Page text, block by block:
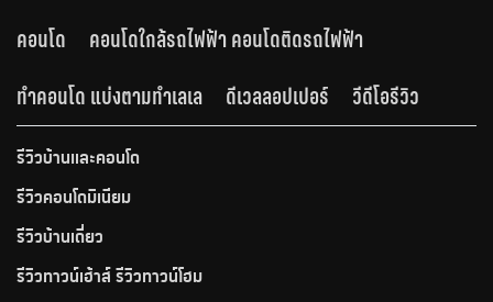
คอนโด
คอนโดใกล้รถไฟฟ้า คอนโดติดรถไฟฟ้า
ทำคอนโด แบ่งตามทำเลเล
ดีเวลลอปเปอร์ วีดีโอรีวิว
รีวิวบ้านและคอนโด
รีวิวคอนโดมิเนียม
รีวิวบ้านเดี่ยว
รีวิวทาวน์เฮ้าส์ รีวิวทาวน์โฮม